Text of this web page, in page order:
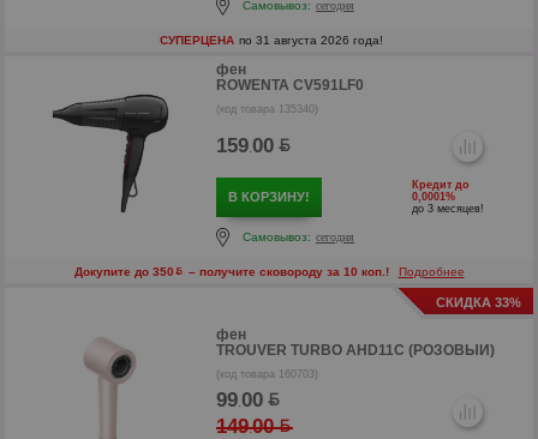
р
Самовывоз: сегодня
СУПЕРЦЕНА по 31 августа 2026 года!
фен
ROWENTA CV591LF0
(код товара 135340)
159.00
В КОРЗИНУ!
Кредит до
0,0001%
до 3 месяцев!
Самовывоз: сегодня
Докупите до 350 – получите сковороду за 10 коп.! Подробнее
СКИДКА 33%
фен
TROUVER TURBO AHD11C (РОЗОВЫЙ)
(код товара 160703)
99.00
149.00